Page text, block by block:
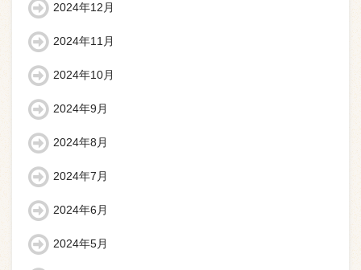
2024年12月
2024年11月
2024年10月
2024年9月
2024年8月
2024年7月
2024年6月
2024年5月